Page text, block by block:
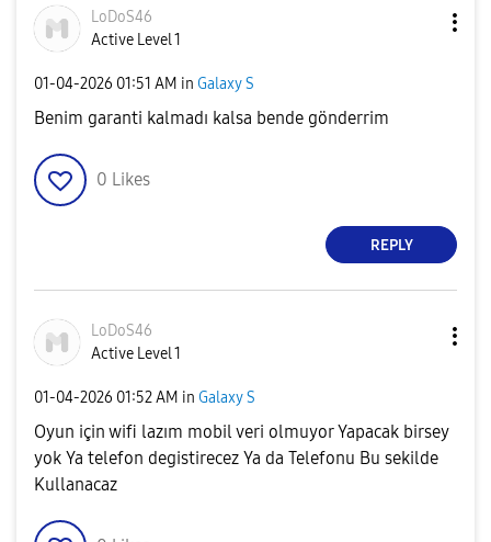
LoDoS46
Active Level 1
‎01-04-2026 01:51 AM in Galaxy S
Benim garanti kalmadı kalsa bende gönderrim
0 Likes
REPLY
LoDoS46
Active Level 1
‎01-04-2026 01:52 AM in Galaxy S
Oyun için wifi lazım mobil veri olmuyor Yapacak birsey
yok Ya telefon degistirecez Ya da Telefonu Bu sekilde
Kullanacaz